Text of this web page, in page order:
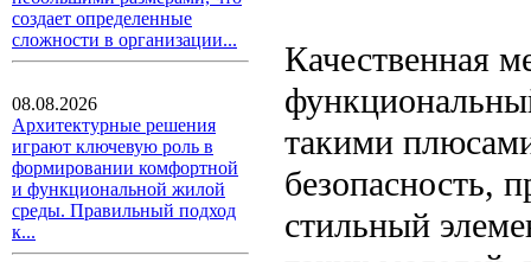
создает определенные
сложности в организации...
08.08.2026
Архитектурные решения
играют ключевую роль в
формировании комфортной
и функциональной жилой
среды. Правильный подход
к...
Качественная
такими
безопасность,
стильный